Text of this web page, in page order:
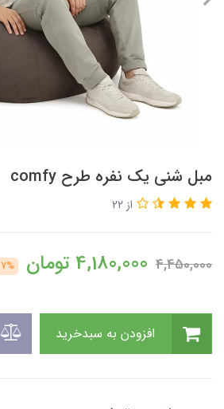
مبل شنی یک نفره طرح comfy
از 22
4,450,000
4,180,000 تومان 7%